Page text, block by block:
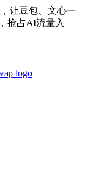
让豆包、文心一
抢占AI流量入